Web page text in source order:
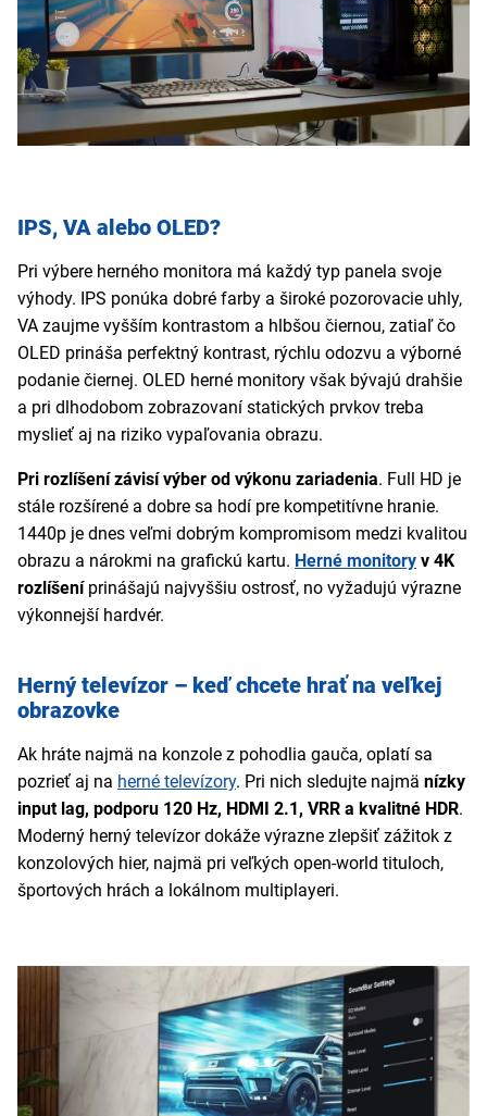
IPS, VA alebo OLED?
Pri výbere herného monitora má každý typ panela svoje
výhody. IPS ponúka dobré farby a široké pozorovacie uhly,
VA zaujme vyšším kontrastom a hlbšou čiernou, zatiaľ čo
OLED prináša perfektný kontrast, rýchlu odozvu a výborné
podanie čiernej. OLED herné monitory však bývajú drahšie
a pri dlhodobom zobrazovaní statických prvkov treba
myslieť aj na riziko vypaľovania obrazu.
Pri rozlíšení závisí výber od výkonu zariadenia. Full HD je
stále rozšírené a dobre sa hodí pre kompetitívne hranie.
1440p je dnes veľmi dobrým kompromisom medzi kvalitou
obrazu a nárokmi na grafickú kartu. Herné monitory v 4K
rozlíšeníprinášajú najvyššiu ostrosť, no vyžadujú výrazne
výkonnejší hardvér.
Herný televízor – keď chcete hrať na veľkej
obrazovke
Ak hráte najmä na konzole z pohodlia gauča, oplatí sa
pozrieť aj na herné televízory. Pri nich sledujte najmä nízky
input lag, podporu 120 Hz, HDMI 2.1, VRR a kvalitné HDR.
Moderný herný televízor dokáže výrazne zlepšiť zážitok z
konzolových hier, najmä pri veľkých open-world tituloch,
športových hrách a lokálnom multiplayeri.